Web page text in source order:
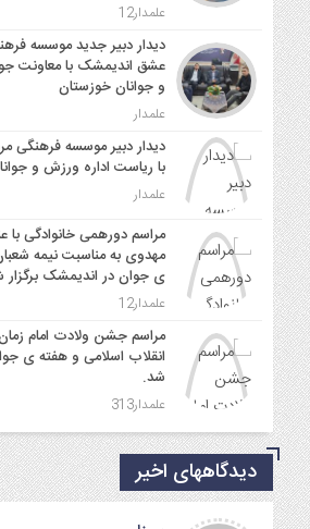
علمدار12
دیدار دبیر جدید موسسه
عشق اندیمشک با معاونت
و جوانان خوزستان
علمدار
دیدار دبیر موسسه فرهنگی
با ریاست اداره ورزش و
علمدار
مراسم دورهمی خانوادگی با
مهدوی به مناسبت نیمه
ی جوان در اندیمشک برگزار
علمدار12
مراسم جشن ولادت امام
انقلاب اسلامی و هفته ی
شد.
علمدار313
دیدگاههای اخیر